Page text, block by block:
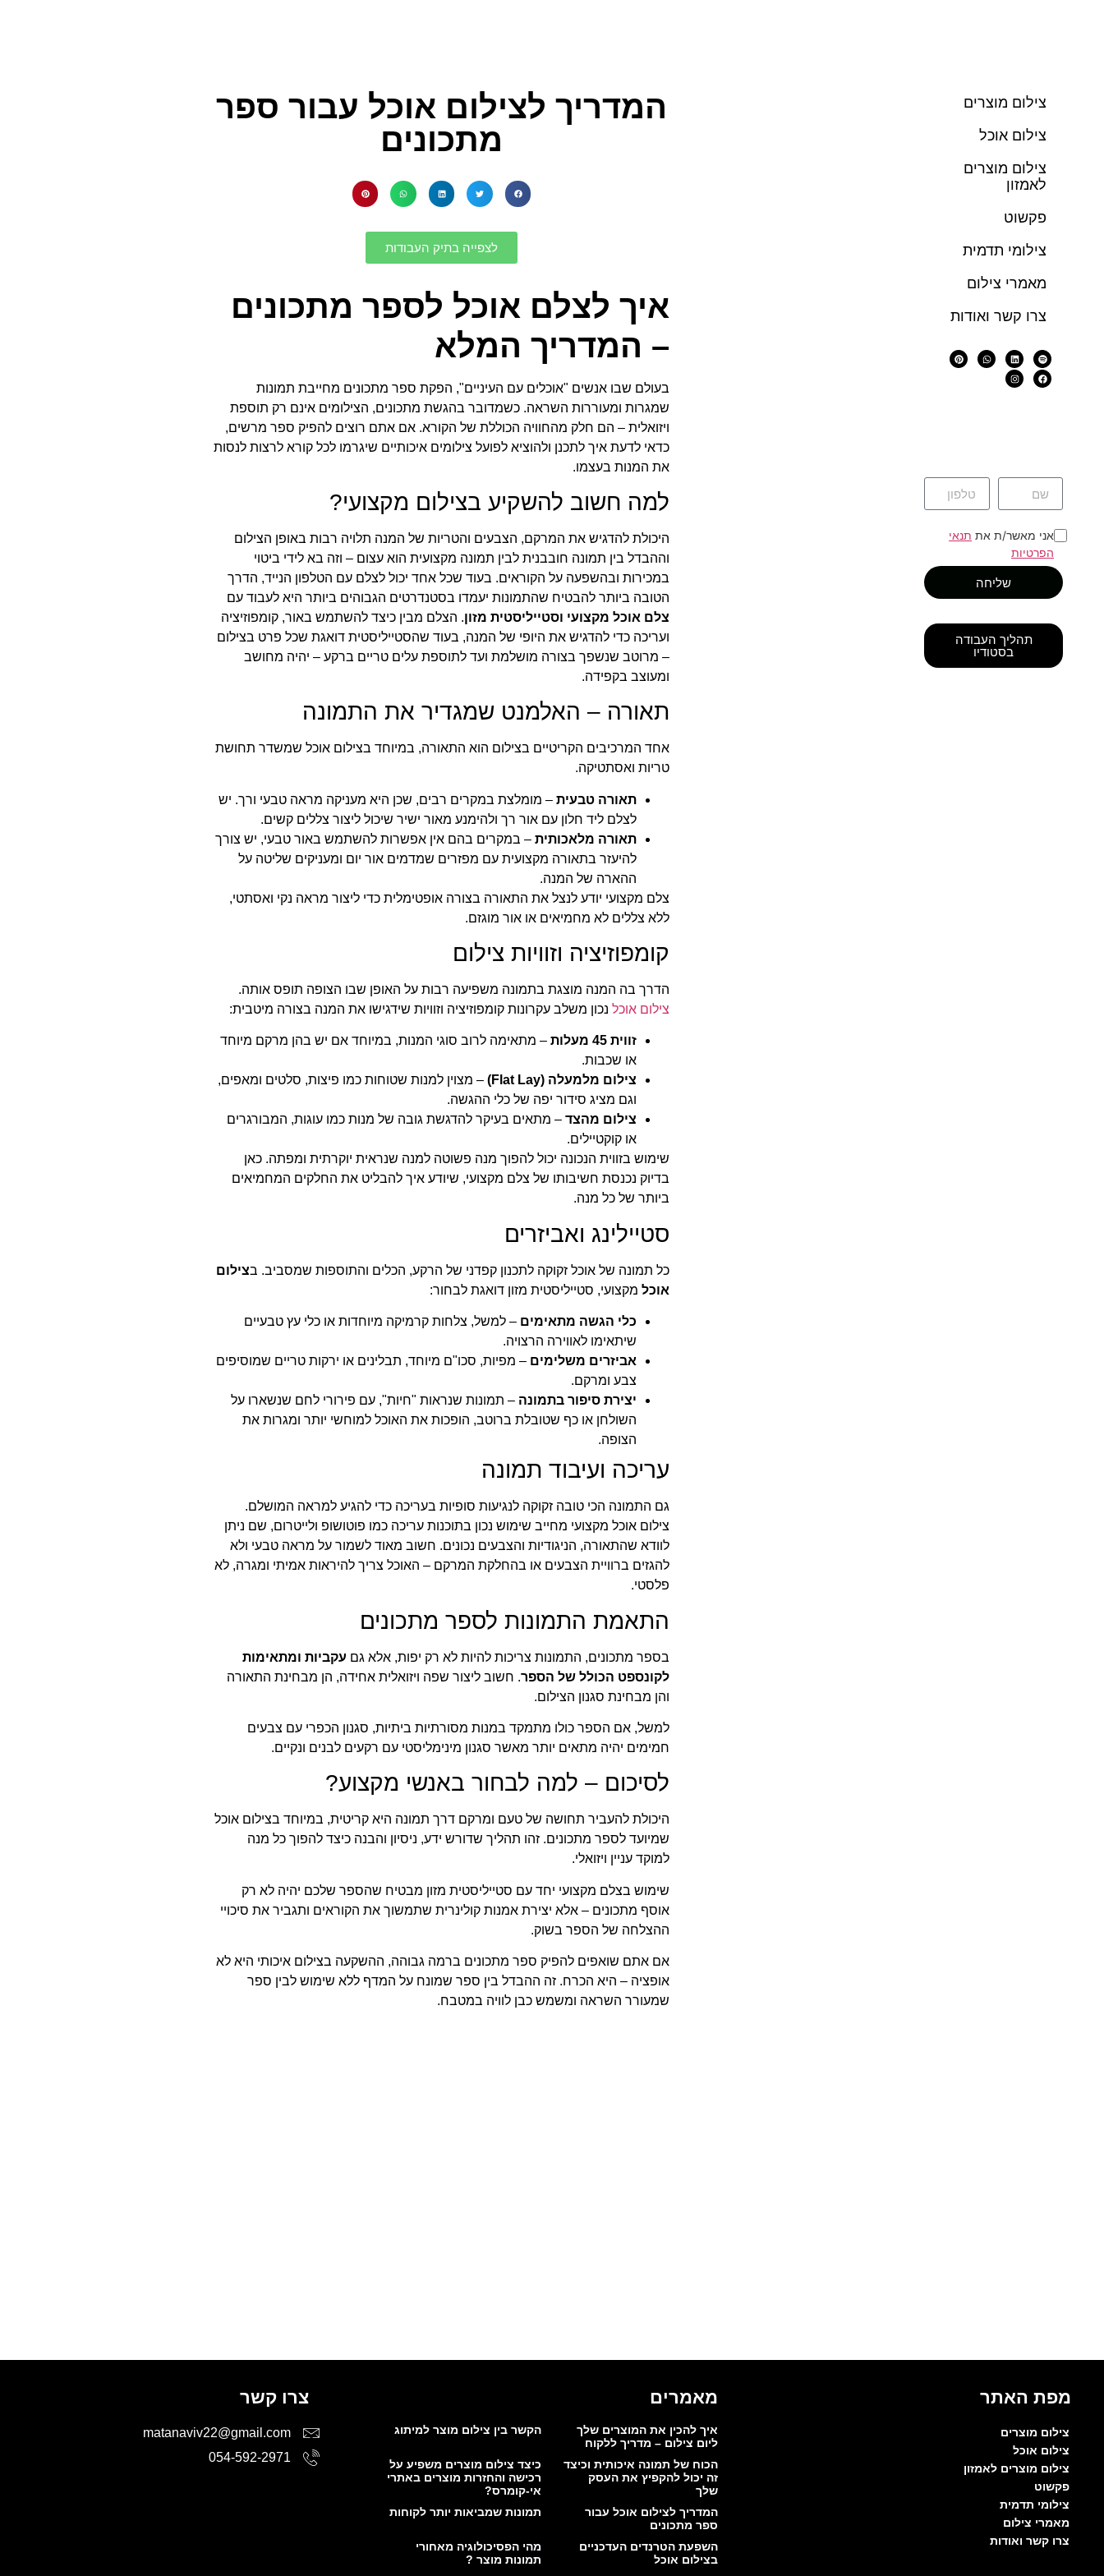
צילום מוצרים
צילום אוכל
צילום מוצרים
לאמזון
פקשוט
צילומי תדמית
מאמרי צילום
צרו קשר ואודות
אני מאשר/ת את תנאי
הפרטיות
שליחה
תהליך העבודה
בסטודיו
המדריך לצילום אוכל עבור ספר
מתכונים
לצפייה בתיק העבודות
איך לצלם אוכל לספר מתכונים
– המדריך המלא
בעולם שבו אנשים "אוכלים עם העיניים", הפקת ספר מתכונים מחייבת תמונות
שמגרות ומעוררות השראה. כשמדובר בהגשת מתכונים, הצילומים אינם רק תוספת
ויזואלית – הם חלק מהחוויה הכוללת של הקורא. אם אתם רוצים להפיק ספר מרשים,
כדאי לדעת איך לתכנן ולהוציא לפועל צילומים איכותיים שיגרמו לכל קורא לרצות לנסות
את המנות בעצמו.
למה חשוב להשקיע בצילום מקצועי?
היכולת להדגיש את המרקם, הצבעים והטריות של המנה תלויה רבות באופן הצילום
וההבדל בין תמונה חובבנית לבין תמונה מקצועית הוא עצום – וזה בא לידי ביטוי
במכירות ובהשפעה על הקוראים. בעוד שכל אחד יכול לצלם עם הטלפון הנייד, הדרך
הטובה ביותר להבטיח שהתמונות יעמדו בסטנדרטים הגבוהים ביותר היא לעבוד עם
צלם אוכל מקצועי וסטייליסטית מזון. הצלם מבין כיצד להשתמש באור, קומפוזיציה
ועריכה כדי להדגיש את היופי של המנה, בעוד שהסטייליסטית דואגת שכל פרט בצילום
– מרוטב שנשפך בצורה מושלמת ועד לתוספת עלים טריים ברקע – יהיה מחושב
ומעוצב בקפידה.
תאורה – האלמנט שמגדיר את התמונה
אחד המרכיבים הקריטיים בצילום הוא התאורה, במיוחד בצילום אוכל שמשדר תחושת
טריות ואסתטיקה.
תאורה טבעית– מומלצת במקרים רבים, שכן היא מעניקה מראה טבעי ורך. יש
לצלם ליד חלון עם אור רך ולהימנע מאור ישיר שיכול ליצור צללים קשים.
תאורה מלאכותית– במקרים בהם אין אפשרות להשתמש באור טבעי, יש צורך
להיעזר בתאורה מקצועית עם מפזרים שמדמים אור יום ומעניקים שליטה על
ההארה של המנה.
צלם מקצועי יודע לנצל את התאורה בצורה אופטימלית כדי ליצור מראה נקי ואסתטי,
ללא צללים לא מחמיאים או אור מוגזם.
קומפוזיציה וזוויות צילום
הדרך בה המנה מוצגת בתמונה משפיעה רבות על האופן שבו הצופה תופס אותה.
צילום אוכלנכון משלב עקרונות קומפוזיציה וזוויות שידגישו את המנה בצורה מיטבית:
זווית 45 מעלות
– מתאימה לרוב סוגי המנות, במיוחד אם יש בהן מרקם מיוחד
או שכבות.
צילום מלמעלה (Flat Lay)
– מצוין למנות שטוחות כמו פיצות, סלטים ומאפים,
וגם מציג סידור יפה של כלי ההגשה.
צילום מהצד– מתאים בעיקר להדגשת גובה של מנות כמו עוגות, המבורגרים
או קוקטיילים.
שימוש בזווית הנכונה יכול להפוך מנה פשוטה למנה שנראית יוקרתית ומפתה. כאן
בדיוק נכנסת חשיבותו של צלם מקצועי, שיודע איך להבליט את החלקים המחמיאים
ביותר של כל מנה.
סטיילינג ואביזרים
כל תמונה של אוכל זקוקה לתכנון קפדני של הרקע, הכלים והתוספות שמסביב. בצילום
אוכלמקצועי, סטייליסטית מזון דואגת לבחור:
כלי הגשה מתאימים – למשל, צלחות קרמיקה מיוחדות או כלי עץ טבעיים
שיתאימו לאווירה הרצויה.
אביזרים משלימים – מפיות, סכו"ם מיוחד, תבלינים או ירקות טריים שמוסיפים
צבע ומרקם.
יצירת סיפור בתמונה – תמונות שנראות "חיות", עם פירורי לחם שנשארו על
השולחן או כף שטובלת ברוטב, הופכות את האוכל למוחשי יותר ומגרות את
הצופה.
עריכה ועיבוד תמונה
גם התמונה הכי טובה זקוקה לנגיעות סופיות בעריכה כדי להגיע למראה המושלם.
צילום אוכל מקצועי מחייב שימוש נכון בתוכנות עריכה כמו פוטושופ ולייטרום, שם ניתן
לוודא שהתאורה, הניגודיות והצבעים נכונים. חשוב מאוד לשמור על מראה טבעי ולא
להגזים ברוויית הצבעים או בהחלקת המרקם – האוכל צריך להיראות אמיתי ומגרה, לא
פלסטי.
התאמת התמונות לספר מתכונים
בספר מתכונים, התמונות צריכות להיות לא רק יפות, אלא גם עקביות ומתאימות
לקונספט הכולל של הספר. חשוב ליצור שפה ויזואלית אחידה, הן מבחינת התאורה
והן מבחינת סגנון הצילום.
למשל, אם הספר כולו מתמקד במנות מסורתיות ביתיות, סגנון הכפרי עם צבעים
חמימים יהיה מתאים יותר מאשר סגנון מינימליסטי עם רקעים לבנים ונקיים.
לסיכום – למה לבחור באנשי מקצוע?
היכולת להעביר תחושה של טעם ומרקם דרך תמונה היא קריטית, במיוחד בצילום אוכל
שמיועד לספר מתכונים. זהו תהליך שדורש ידע, ניסיון והבנה כיצד להפוך כל מנה
למוקד עניין ויזואלי.
שימוש בצלם מקצועי יחד עם סטייליסטית מזון מבטיח שהספר שלכם יהיה לא רק
אוסף מתכונים – אלא יצירת אמנות קולינרית שתמשוך את הקוראים ותגביר את סיכויי
ההצלחה של הספר בשוק.
אם אתם שואפים להפיק ספר מתכונים ברמה גבוהה, ההשקעה בצילום איכותי היא לא
אופציה – היא הכרח. זה ההבדל בין ספר שמונח על המדף ללא שימוש לבין ספר
שמעורר השראה ומשמש כבן לוויה במטבח.
מפת האתר
צילום מוצרים
צילום אוכל
צילום מוצרים לאמזון
פקשוט
צילומי תדמית
מאמרי צילום
צרו קשר ואודות
מאמרים
איך להכין את המוצרים שלך
ליום צילום – מדריך ללקוח
הקשר בין צילום מוצר למיתוג
הכוח של תמונה איכותית וכיצד
זה יכול להקפיץ את העסק
שלך
כיצד צילום מוצרים משפיע על
רכישה והחזרות מוצרים באתרי
אי-קומרס?
המדריך לצילום אוכל עבור
ספר מתכונים
תמונות שמביאות יותר לקוחות
השפעת הטרנדים העדכניים
בצילום אוכל
מהי הפסיכולוגיה מאחורי
תמונות מוצר ?
צרו קשר
matanaviv22@gmail.com
054-592-2971